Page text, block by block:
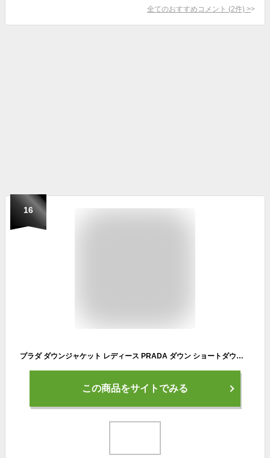
全てのおすすめコメント (2件) >
16
プラダ ダウンジャケット レディース PRADA ダウン ショートダウン ロゴ プレート 黒 クロ ブランド アウター ジャケット ブルゾン フード 大きいサイズあり PRL29B408
この商品をサイトでみる